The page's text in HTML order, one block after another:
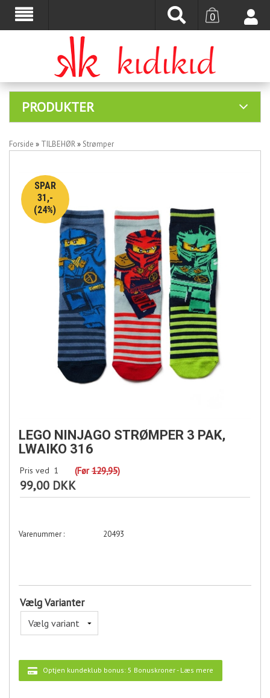
0
PRODUKTER
Forside » TILBEHØR» Strømper
SPAR
31,-
(24%)
LEGO NINJAGO STRØMPER 3 PAK,
LWAIKO 316
Pris ved 1 (Før129,95)
99,00 DKK
20493
Vælg Varianter
Optjen kundeklub bonus: 5 Bonuskroner- Læs mere